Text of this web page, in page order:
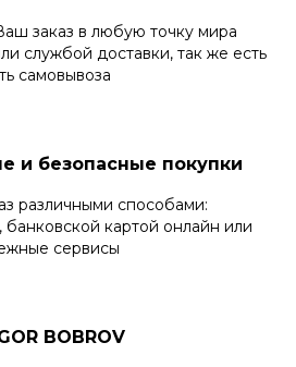
заказ в любую точку мира
службой доставки, так же есть
самовывоза
и безопасные покупки
различными способами:
картой онлайн или
сервисы
BOBROV